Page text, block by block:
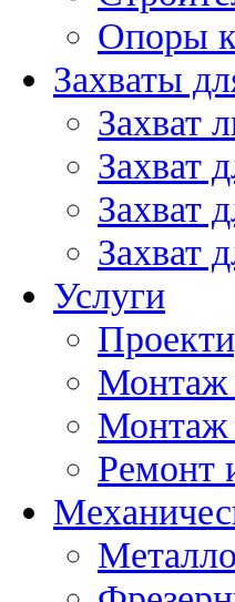
Опоры
Захваты
Захват
Захват
Захват
Захват
Услуги
Монтаж
Монтаж
Ремонт